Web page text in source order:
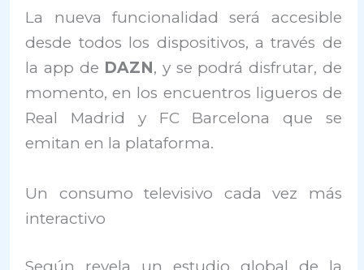
La nueva funcionalidad será accesible
desde todos los dispositivos, a través de
la app de DAZN, y se podrá disfrutar, de
momento, en los encuentros ligueros de
Real Madrid y FC Barcelona que se
emitan en la plataforma.
Un consumo televisivo cada vez más
interactivo